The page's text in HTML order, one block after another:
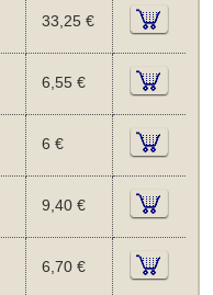
33,25 €
6,55 €
6 €
9,40 €
6,70 €